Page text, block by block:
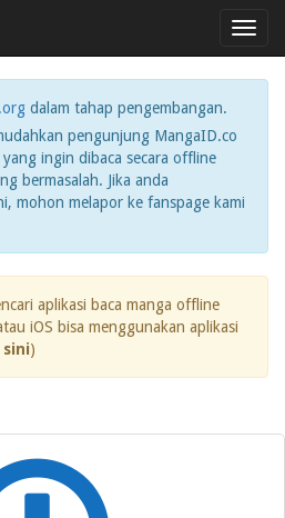
dalam tahap pengembangan.
pengunjung MangaID.co
ingin dibaca secara offline
bermasalah. Jika anda
mohon melapor ke fanspage kami
aplikasi baca manga offline
iOS bisa menggunakan aplikasi
)